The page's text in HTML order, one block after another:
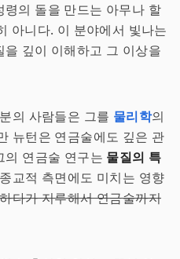
의 돌을 만드는 아무나 할
아니다. 이 분야에서 빛나는
깊이 이해하고 그 이상을
의 사람들은 그를 물리학의
뉴턴은 연금술에도 깊은 관
연금술 연구는 물질의 특
교적 측면에도 미치는 영향
다가 지루해서 연금술까지